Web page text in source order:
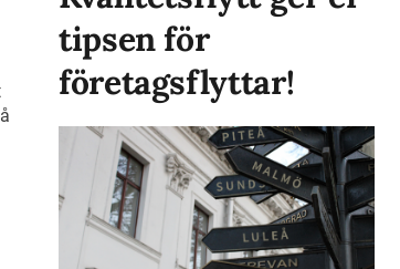
tipsen för
företagsflyttar!